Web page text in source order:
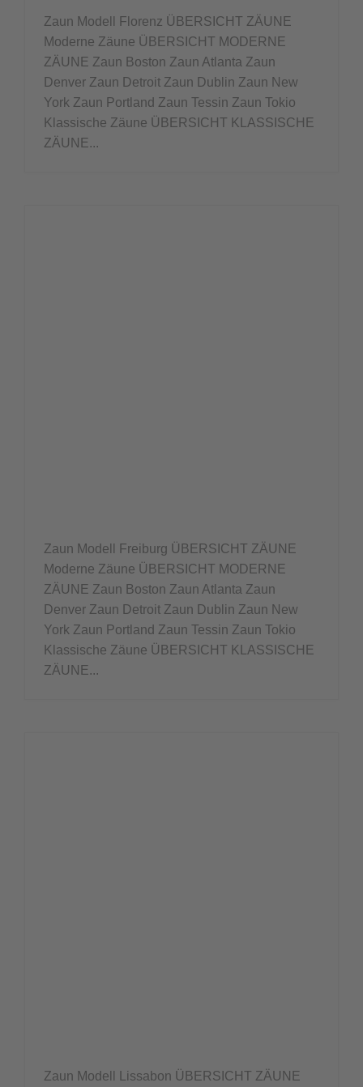
Zaun Modell Florenz ÜBERSICHT ZÄUNE
Moderne Zäune ÜBERSICHT MODERNE
ZÄUNE Zaun Boston Zaun Atlanta Zaun
Denver Zaun Detroit Zaun Dublin Zaun New
York Zaun Portland Zaun Tessin Zaun Tokio
Klassische Zäune ÜBERSICHT KLASSISCHE
ZÄUNE...
Zaun Modell Freiburg ÜBERSICHT ZÄUNE
Moderne Zäune ÜBERSICHT MODERNE
ZÄUNE Zaun Boston Zaun Atlanta Zaun
Denver Zaun Detroit Zaun Dublin Zaun New
York Zaun Portland Zaun Tessin Zaun Tokio
Klassische Zäune ÜBERSICHT KLASSISCHE
ZÄUNE...
Zaun Modell Lissabon ÜBERSICHT ZÄUNE